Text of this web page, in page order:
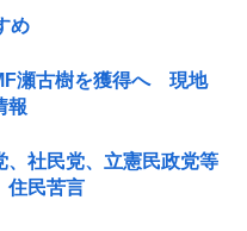
め
瀬古樹を獲得へ 現地
報
、社民党、立憲民政党等
住民苦言